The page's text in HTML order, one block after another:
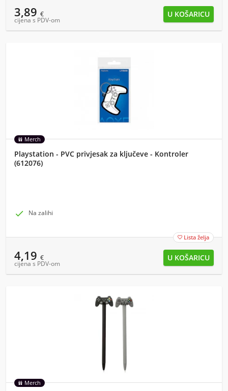
3,89 €
cijena s PDV-om
Merch
Playstation - PVC privjesak za ključeve - Kontroler
(612076)
 Na zalihi
 Lista želja
4,19 €
cijena s PDV-om
Merch